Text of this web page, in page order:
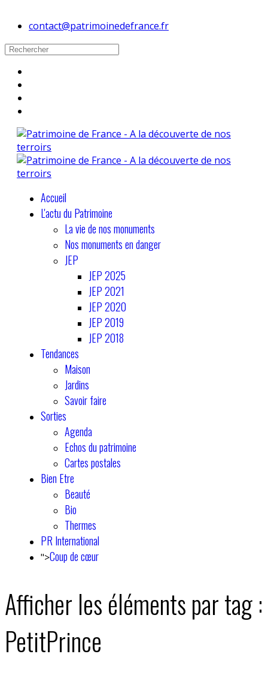
contact@patrimoinedefrance.fr
Accueil
L'actu du Patrimoine
La vie de nos monuments
Nos monuments en danger
JEP
JEP 2025
JEP 2021
JEP 2020
JEP 2019
JEP 2018
Tendances
Maison
Jardins
Savoir faire
Sorties
Agenda
Echos du patrimoine
Cartes postales
Bien Etre
Beauté
Bio
Thermes
PR International
">Coup de cœur
Afficher les éléments par tag :
PetitPrince